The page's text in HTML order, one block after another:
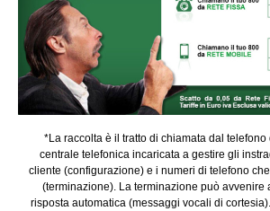
*La raccolta è il tratto di chiamata dal
centrale telefonica incaricata a gestire gli
cliente (configurazione) e i numeri di telefono
(terminazione). La terminazione può avvenire
risposta automatica (messaggi vocali di